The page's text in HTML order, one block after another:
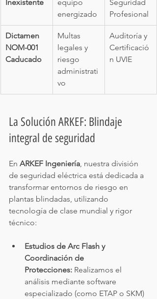
Inexistente
equipo
energizado
Seguridad
Profesional
Dictamen
NOM-001
Caducado
Multas
legales y
riesgo
administrati
vo
Auditoría y
Certificació
n UVIE
La Solución ARKEF: Blindaje
integral de seguridad
En ARKEF Ingeniería, nuestra división
de seguridad eléctrica está dedicada a
transformar entornos de riesgo en
plantas blindadas, utilizando
tecnología de clase mundial y rigor
técnico:
Estudios de Arc Flash y
Coordinación de
Protecciones: Realizamos el
análisis mediante software
especializado (como ETAP o SKM)